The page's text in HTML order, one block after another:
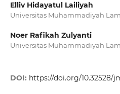
Elliv Hidayatul Lailiyah
Universitas Muhammadiyah
Noer Rafikah Zulyanti
Universitas Muhammadiyah
DOI: https://doi.org/10.32528/